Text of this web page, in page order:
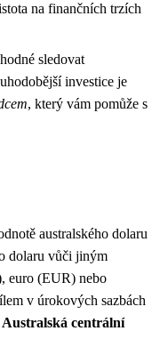
na finančních trzích
sledovat
investice je
, který vám pomůže s
australského dolaru
dolaru vůči jiným
euro (EUR) nebo
v úrokových sazbách
centrální